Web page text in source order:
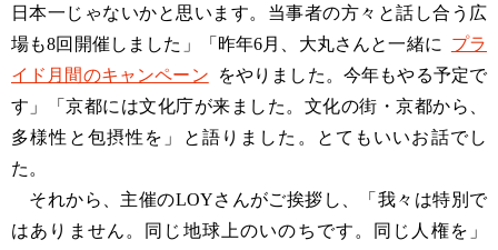
日本一じゃないかと思います。当事者の方々と話し合う広
場も8回開催しました」「昨年6月、大丸さんと一緒に
プラ
イド月間のキャンペーン
をやりました。今年もやる予定で
す」「京都には文化庁が来ました。文化の街・京都から、
多様性と包摂性を」と語りました。とてもいいお話でし
た。
それから、主催のLOYさんがご挨拶し、「我々は特別で
はありません。同じ地球上のいのちです。同じ人権を」